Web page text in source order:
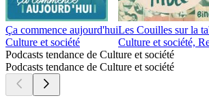
Ça commence aujourd'hui
Culture et société
Les Couilles sur la
Culture et société,
Podcasts tendance de Culture et société
Podcasts tendance de Culture et société